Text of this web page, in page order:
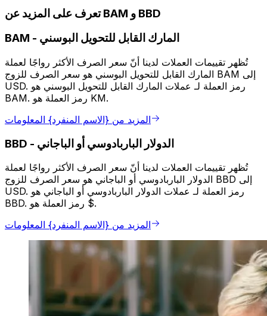
تعرف على المزيد عن BAM و BBD
BAM - المارك القابل للتحويل البوسني
تُظهر تقييمات العملات لدينا أنّ سعر الصرف الأكثر رواجًا لعملة
المارك القابل للتحويل البوسني هو سعر الصرف للزوج BAM إلى
USD. رمز العملة لـ عملات المارك القابل للتحويل البوسني هو
BAM. رمز العملة هو KM.
المزيد من {الاسم المنفرد} المعلومات
BBD - الدولار الباربادوسي أو الباجاني
تُظهر تقييمات العملات لدينا أنّ سعر الصرف الأكثر رواجًا لعملة
الدولار الباربادوسي أو الباجاني هو سعر الصرف للزوج BBD إلى
USD. رمز العملة لـ عملات الدولار الباربادوسي أو الباجاني هو
BBD. رمز العملة هو $.
المزيد من {الاسم المنفرد} المعلومات